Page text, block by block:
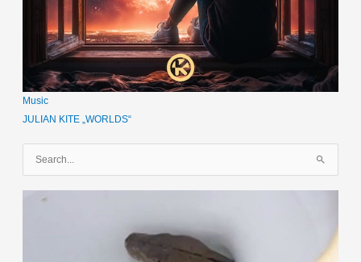
Music
JULIAN KITE „WORLDS“
c